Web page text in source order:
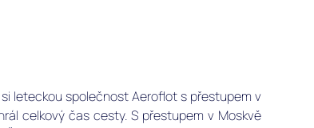
leteckou společnost Aeroflot s přestupem v
celkový čas cesty. S přestupem v Moskvě